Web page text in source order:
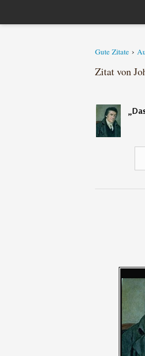
Gute Zitate ›
Zitat von
„